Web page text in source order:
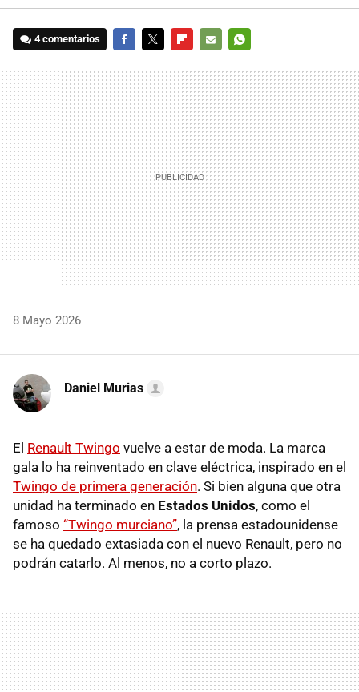
4 comentarios
MAIL
8 Mayo 2026
Daniel Murias
El Renault Twingo vuelve a estar de moda. La marca
gala lo ha reinventado en clave eléctrica, inspirado en el
Twingo de primera generación. Si bien alguna que otra
unidad ha terminado en Estados Unidos, como el
famoso “Twingo murciano”, la prensa estadounidense
se ha quedado extasiada con el nuevo Renault, pero no
podrán catarlo. Al menos, no a corto plazo.